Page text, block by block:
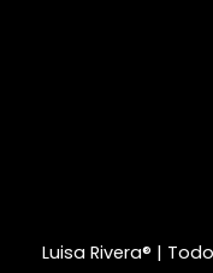
Luisa Rivera® |